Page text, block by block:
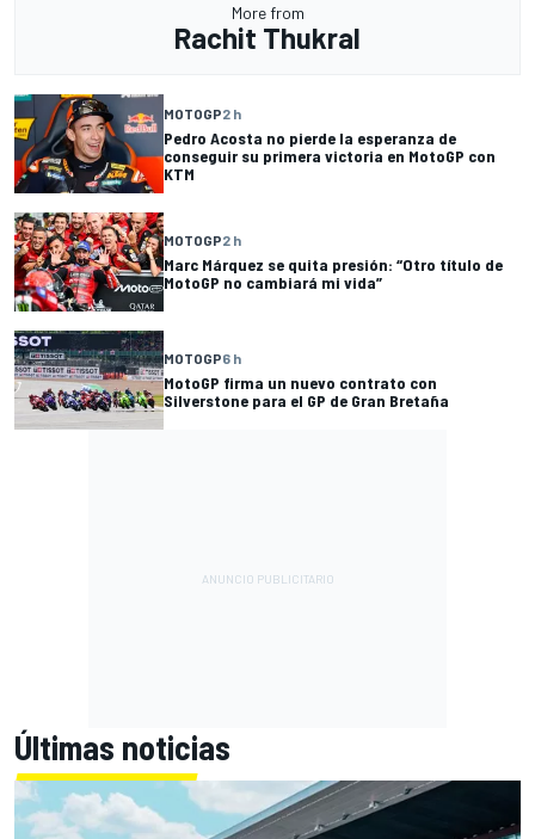
More from
Rachit Thukral
MOTOGP2 h
Pedro Acosta no pierde la esperanza de
conseguir su primera victoria en MotoGP con
KTM
MOTOGP2 h
Marc Márquez se quita presión: “Otro título de
MotoGP no cambiará mi vida”
MOTOGP6 h
MotoGP firma un nuevo contrato con
Silverstone para el GP de Gran Bretaña
Últimas noticias